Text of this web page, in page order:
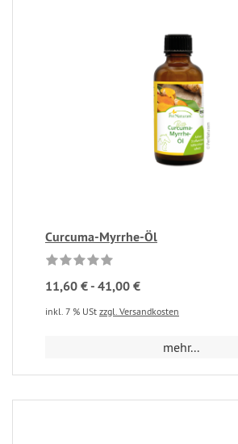
Curcuma-Myrrhe-Öl
11,60 € - 41,00 €
inkl. 7 % USt zzgl. Versandkosten
mehr...